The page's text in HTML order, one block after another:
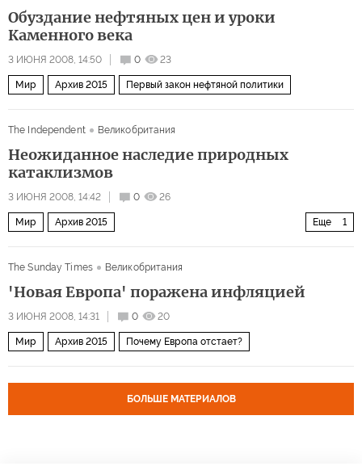
Обуздание нефтяных цен и уроки
Каменного века
3 ИЮНЯ 2008, 14:50 0 23
Мир Архив 2015 Первый закон нефтяной политики
The Independent Великобритания
Неожиданное наследие природных
катаклизмов
3 ИЮНЯ 2008, 14:42 0 26
Еще 1
Мир Архив 2015
The Sunday Times
Великобритания
'Новая Европа' поражена инфляцией
3 ИЮНЯ 2008, 14:31 0 20
Мир Архив 2015 Почему Европа отстает?
БОЛЬШЕ МАТЕРИАЛОВ